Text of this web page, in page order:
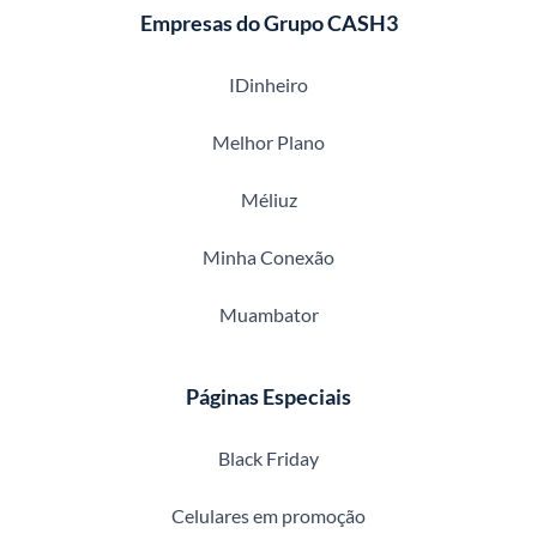
Empresas do Grupo CASH3
IDinheiro
Melhor Plano
Méliuz
Minha Conexão
Muambator
Páginas Especiais
Black Friday
Celulares em promoção